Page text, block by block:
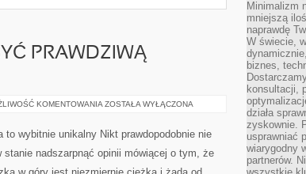
PRAWDZIWĄ
KOMENTOWANIA KWIATY
STANIE
BYĆ
OZDOBĄ
ZOSTAŁA WYŁĄCZONA
to wybitnie unikalny Nikt prawdopodobnie nie
stanie nadszarpnąć opinii mówiącej o tym, że
Minimalizm
mniejszą
naprawdę
W świecie,
biznes,
konsultacji,
działa
zyskownie.
usprawniać
wiarygodny
partnerów.